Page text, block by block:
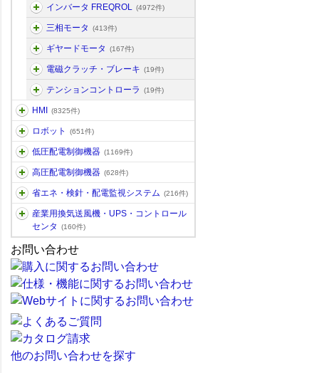
インバータ FREQROL (4972件)
三相モータ (413件)
ギヤードモータ (167件)
電磁クラッチ・ブレーキ (19件)
テンションコントローラ (19件)
HMI (8325件)
ロボット (651件)
低圧配電制御機器 (1169件)
高圧配電制御機器 (628件)
省エネ・検針・配電監視システム (216件)
産業用換気送風機・UPS・コントロール
センタ
(160件)
お問い合わせ
他のお問い合わせを探す